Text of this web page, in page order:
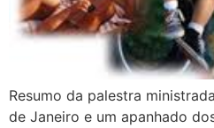
Resumo da palestra
de Janeiro e um apanhado